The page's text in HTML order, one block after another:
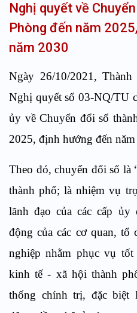
Nghị quyết về
Phòng đến năm
năm 2030
Ngày 26/10/2021,
Nghị quyết số 03-NQ/TU
ủy về Chuyển đổi số
2025, định hướng đến
Theo đó, chuyển đổi số là
thành phố; là nhiệm vụ
lãnh đạo của các cấp ủy
động của các cơ quan, tổ
nghiệp nhằm phục vụ
kinh tế - xã hội thành
thống chính trị, đặc biệt